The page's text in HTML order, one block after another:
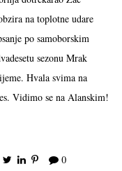
na toplotne udare
po samoborskim
sezonu Mrak
Hvala svima na
Vidimo se na Alanskim!
0